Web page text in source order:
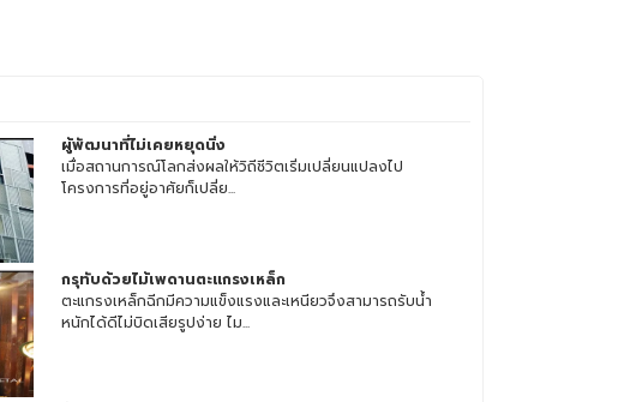
ผู้พัฒนาที่ไม่เคยหยุดนิ่ง
เมื่อสถานการณ์โลกส่งผลให้วิถีชีวิตเริ่มเปลี่ยนแปลงไป
โครงการที่อยู่อาศัยก็เปลี่ย...
กรุทับด้วยไม้เพดานตะแกรงเหล็ก
ตะแกรงเหล็กฉีกมีความแข็งแรงและเหนียวจึงสามารถรับน้ำ
หนักได้ดีไม่บิดเสียรูปง่าย ไม...